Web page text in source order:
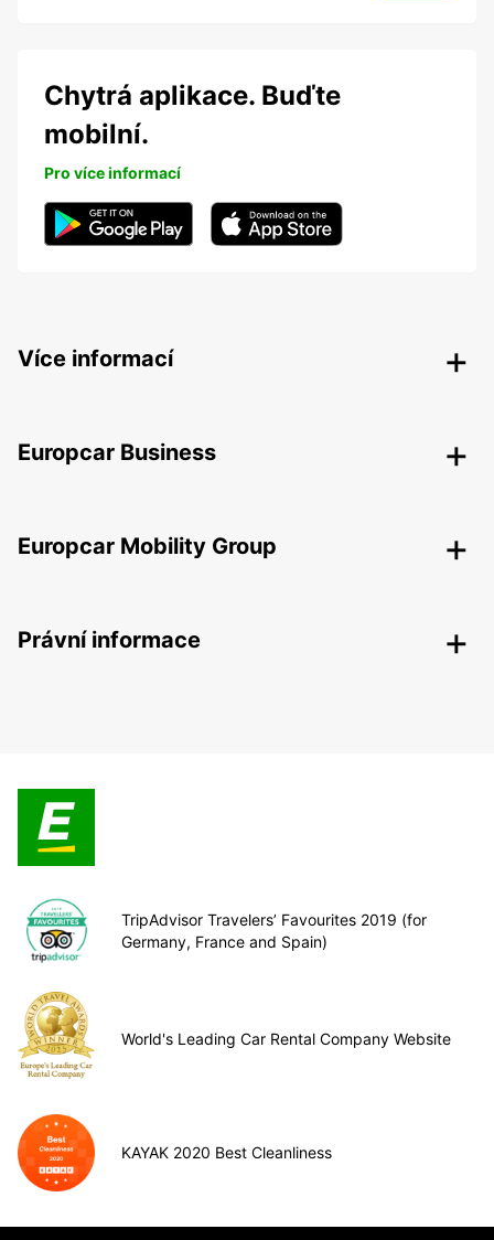
Chytrá aplikace. Buďte
mobilní.
Pro více informací
Více informací
Europcar Business
Europcar Mobility Group
Právní informace
TripAdvisor Travelers’ Favourites 2019 (for
Germany, France and Spain)
World's Leading Car Rental Company Website
KAYAK 2020 Best Cleanliness